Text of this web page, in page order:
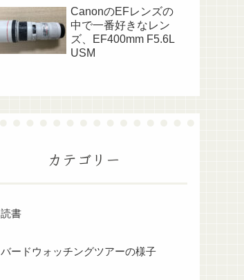
CanonのEFレンズの
中で一番好きなレン
ズ、EF400mm F5.6L
USM
カテゴリー
読書
バードウォッチングツアーの様子